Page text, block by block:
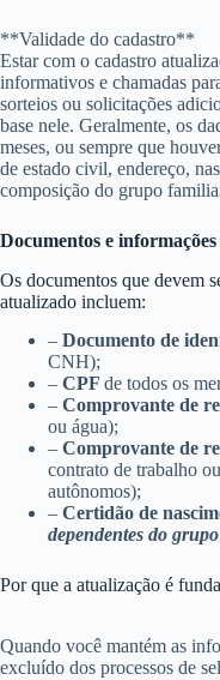
**Validade do cadastro**
Estar com o cadastro
informativos e chamadas
sorteios ou solicitações
base nele. Geralmente, os
meses, ou sempre que
de estado civil, endereço,
composição do grupo
Documentos e informações
Os documentos que devem
atualizado incluem:
– Documento de
CNH);
– CPF de todos os
– Comprovante de
ou água);
– Comprovante de
contrato de trabalho
autônomos);
– Certidão de
dependentes do
Por que a atualização é
Quando você mantém as
excluído dos processos de